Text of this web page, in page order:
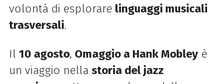
volontà di esplorare linguaggi musicali
trasversali.
Il 10 agosto, Omaggio a Hank Mobleyè
un viaggio nella storia del jazz